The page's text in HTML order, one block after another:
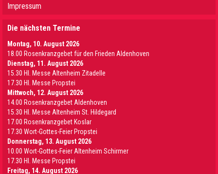
Impressum
Die nächsten Termine
Montag, 10. August 2026
18.00 Rosenkranzgebet für den Frieden Aldenhoven
Dienstag, 11. August 2026
15.30 Hl. Messe Altenheim Zitadelle
17.30 Hl. Messe Propstei
Mittwoch, 12. August 2026
14.00 Rosenkranzgebet Aldenhoven
15.30 Hl. Messe Altenheim St. Hildegard
17.00 Rosenkranzgebet Koslar
17.30 Wort-Gottes-Feier Propstei
Donnerstag, 13. August 2026
10.00 Wort-Gottes-Feier Altenheim Schirmer
17.30 Hl. Messe Propstei
Freitag, 14. August 2026